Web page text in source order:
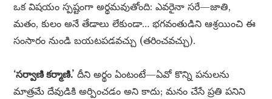
ఒక విషయం స్పష్టంగా అర్థమవుతోంది: ఎవరైనా సరే—జాతి,
మతం, కులం అనే తేడాలు లేకుండా… భగవంతుడిని ఆశ్రయించి ఈ
సంసారం నుండి బయటపడవచ్చు (తరించవచ్చు).
‘సర్వాణి కర్మాణి.’ దీని అర్థం ఏంటంటే—ఏవో కొన్ని పనులను
మాత్రమే దేవుడికి అర్పించడం అని కాదు; మనం చేసే ప్రతి పనిని